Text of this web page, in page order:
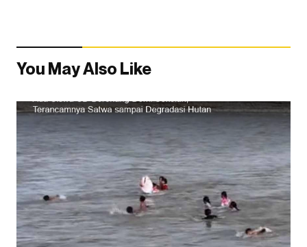
You May Also Like